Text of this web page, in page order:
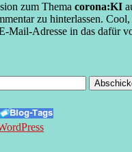
zum Thema corona:KI
zu hinterlassen.
Mail-Adresse in das dafür